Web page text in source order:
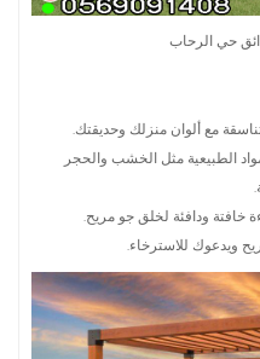
حي الرحاب
مع ألوان منزلك وحديقتك.
الطبيعية مثل الخشب والحجر
خافتة ودافئة لخلق جو مريح.
ويدعوك للاسترخاء.